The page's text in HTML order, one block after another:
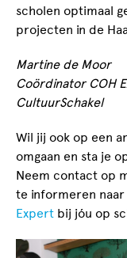
scholen optimaal
projecten in de
Martine de Moor
Coördinator COH
CultuurSchakel
Wil jij ook op een
omgaan en sta je
Neem contact op
te informeren
Expert bij jóu op